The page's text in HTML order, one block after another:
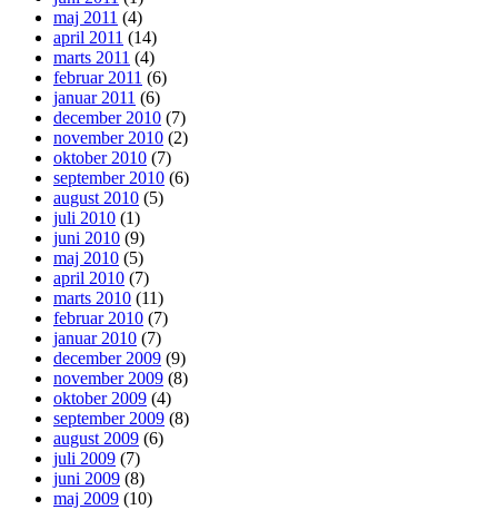
maj 2011 (4)
april 2011 (14)
marts 2011 (4)
februar 2011 (6)
januar 2011 (6)
december 2010 (7)
november 2010 (2)
oktober 2010 (7)
september 2010 (6)
august 2010 (5)
juli 2010 (1)
juni 2010 (9)
maj 2010 (5)
april 2010 (7)
marts 2010 (11)
februar 2010 (7)
januar 2010 (7)
december 2009 (9)
november 2009 (8)
oktober 2009 (4)
september 2009 (8)
august 2009 (6)
juli 2009 (7)
juni 2009 (8)
maj 2009 (10)